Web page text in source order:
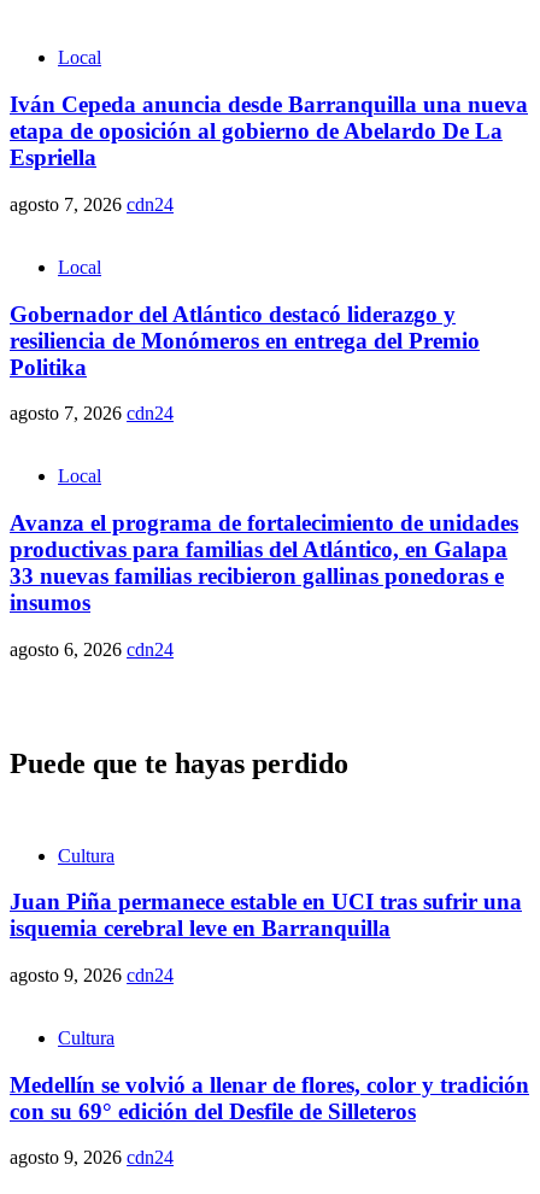
Local
Iván Cepeda anuncia desde Barranquilla una nueva
etapa de oposición al gobierno de Abelardo De La
Espriella
agosto 7, 2026 cdn24
Local
Gobernador del Atlántico destacó liderazgo y
resiliencia de Monómeros en entrega del Premio
Politika
agosto 7, 2026 cdn24
Local
Avanza el programa de fortalecimiento de unidades
productivas para familias del Atlántico, en Galapa
33 nuevas familias recibieron gallinas ponedoras e
insumos
agosto 6, 2026 cdn24
Puede que te hayas perdido
Cultura
Juan Piña permanece estable en UCI tras sufrir una
isquemia cerebral leve en Barranquilla
agosto 9, 2026 cdn24
Cultura
Medellín se volvió a llenar de flores, color y tradición
con su 69° edición del Desfile de Silleteros
agosto 9, 2026 cdn24